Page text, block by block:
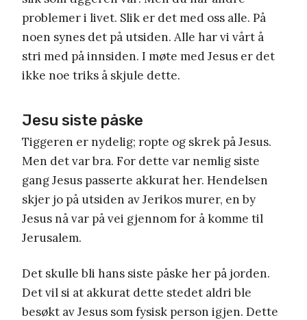
problemer i livet. Slik er det med oss alle. På
noen synes det på utsiden. Alle har vi vårt å
stri med på innsiden. I møte med Jesus er det
ikke noe triks å skjule dette.
Jesu siste påske
Tiggeren er nydelig; ropte og skrek på Jesus.
Men det var bra. For dette var nemlig siste
gang Jesus passerte akkurat her. Hendelsen
skjer jo på utsiden av Jerikos murer, en by
Jesus nå var på vei gjennom for å komme til
Jerusalem.
Det skulle bli hans siste påske her på jorden.
Det vil si at akkurat dette stedet aldri ble
besøkt av Jesus som fysisk person igjen. Dette